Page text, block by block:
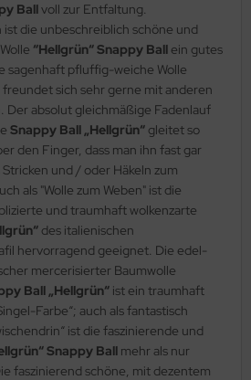
Ballvoll zur Entfaltung.
die unbeschreiblich schöne und
“Hellgrün“ Snappy Ball ein gutes
sagenhaft pfluffig-weiche Wolle
freundet sich sehr gerne mit anderen
Der absolut gleichmäßige Fadenlauf
Snappy Ball „Hellgrün“ gleitet so
den Finger, dass man ihn fast gar
und / oder Häkeln zum
als "Wolle zum Weben" ist die
und traumhaft wolkenzarte
des italienischen
hervorragend geeignet. Die edel-
mercerisierter Baumwolle
Ball „Hellgrün“ ist ein traumhaft
Farbe“; auch als fantastisch
ist die faszinierende und
Snappy Ball mehr als nur
faszinierend schöne, mit dezentem